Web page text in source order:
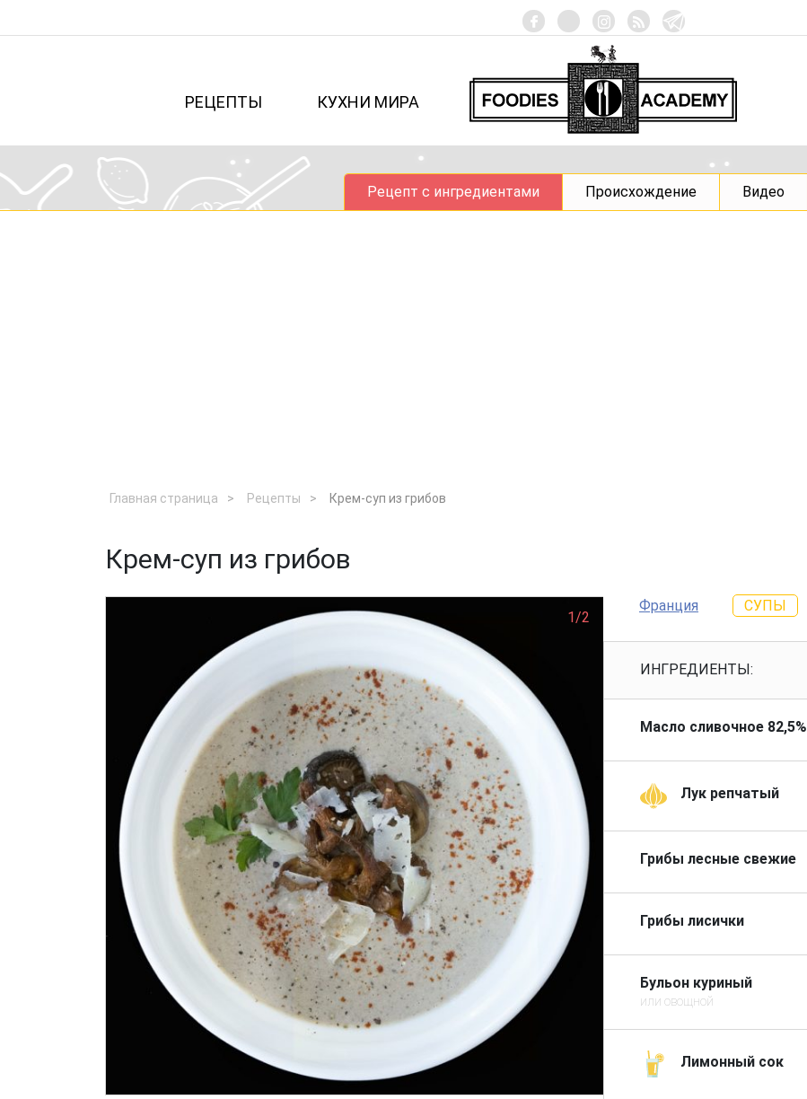
РЕЦЕПТЫ КУХНИ МИРА
Рецепт с ингредиентами Происхождение Видео
Главная страница Рецепты Крем-суп из грибов
Крем-суп из грибов
1/2
Франция СУПЫ
ИНГРЕДИЕНТЫ:
Масло сливочное 82,5%
Лук репчатый
Грибы лесные свежие
Грибы лисички
Бульон куриный
или овощной
Лимонный сок